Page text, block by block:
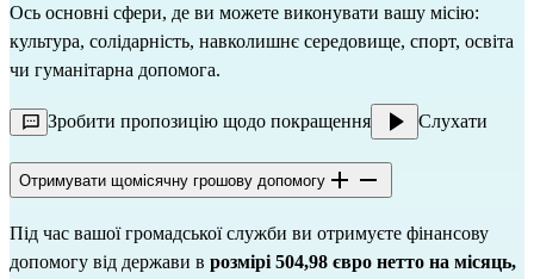
Ось основні сфери, де ви можете виконувати вашу місію:
культура, солідарність, навколишнє середовище, спорт, освіта
чи гуманітарна допомога.
Зробити пропозицію щодо покращення Слухати
Отримувати щомісячну грошову допомогу
Під час вашої громадської служби ви отримуєте фінансову
допомогу від держави в розмірі 504,98 євро нетто на місяць,